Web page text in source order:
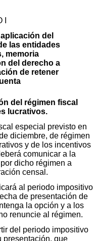
del
las entidades
memoria
del derecho a
de retener
del régimen fiscal
lucrativos.
especial previsto en
diciembre, de régimen
y de los incentivos
comunicar a la
dicho régimen a
censal.
al periodo impositivo
de presentación de
la opción y a los
renuncie al régimen.
del periodo impositivo
presentación, que